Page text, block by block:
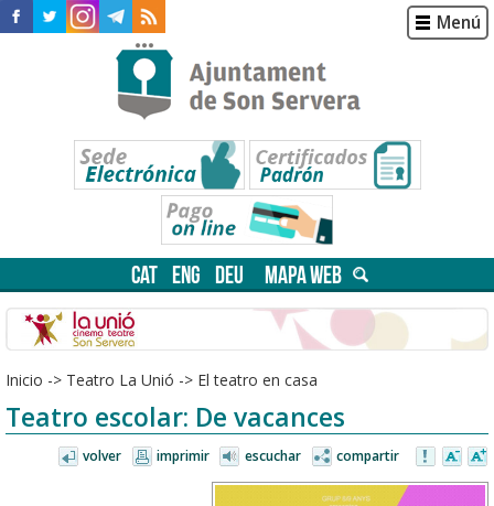
Menú
CAT ENG DEU MAPA WEB
Inicio -> Teatro La Unió -> El teatro en casa
Teatro escolar: De vacances
volver imprimir escuchar compartir